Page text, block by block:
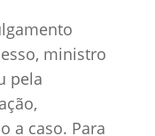
ministro
pela
a caso. Para